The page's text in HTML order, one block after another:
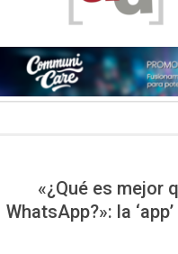
DIGITAL
«¿Qué es mejor
WhatsApp?»: la